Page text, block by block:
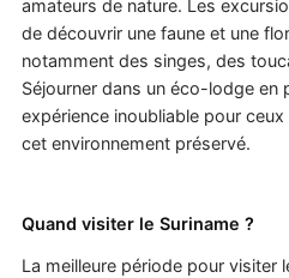
amateurs de nature. Les
de découvrir une faune et une
notamment des singes, des
Séjourner dans un éco-lodge en
expérience inoubliable pour
cet environnement préservé.
Quand visiter le Suriname ?
La meilleure période pour visiter